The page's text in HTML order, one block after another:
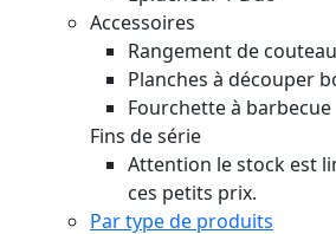
Accessoires
Rangement de
Planches à découper
Fourchette à barbecue
Fins de série
Attention le stock est
ces petits prix.
Par type de produits